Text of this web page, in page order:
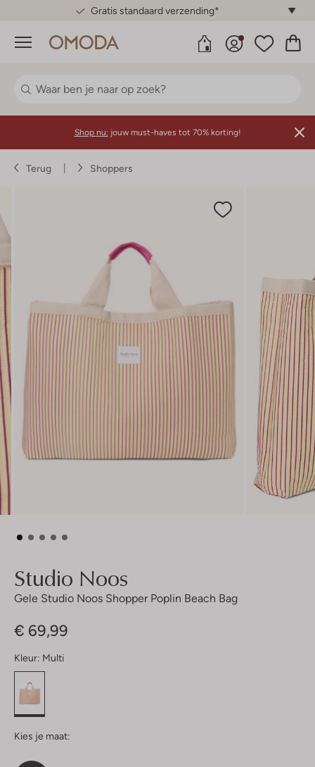
Gratis standaard verzending*
Menu
Shop nu: jouw must-haves tot 70% korting!
Terug Shoppers
Studio Noos
Gele Studio Noos Shopper Poplin Beach Bag
€ 69,99
Kleur: Multi
Kies je maat: